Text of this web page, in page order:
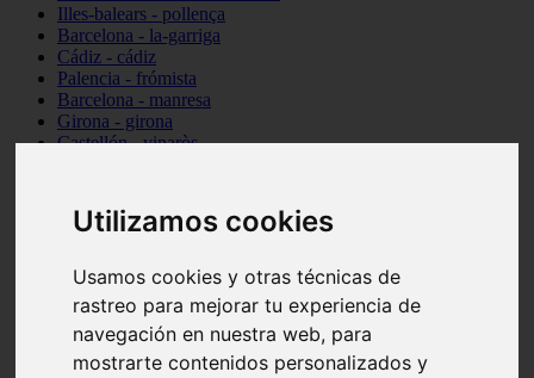
Utilizamos cookies
Usamos cookies y otras técnicas de
rastreo para mejorar tu experiencia de
navegación en nuestra web, para
mostrarte contenidos personalizados y
Illes-balears - pollença
Barcelona - la-garriga
Cádiz - cádiz
Palencia - frómista
Barcelona - manresa
Girona - girona
Castellón - vinaròs
Málaga - nerja
Girona - blanes
Málaga - marbella
Asturias - gijón
Girona - figueres
Alicante - santa-pola